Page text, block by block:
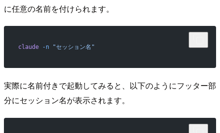
に任意の名前を付けられます。
claude -n "セッション名"
実際に名前付きで起動してみると、以下のようにフッター部
分にセッション名が表示されます。